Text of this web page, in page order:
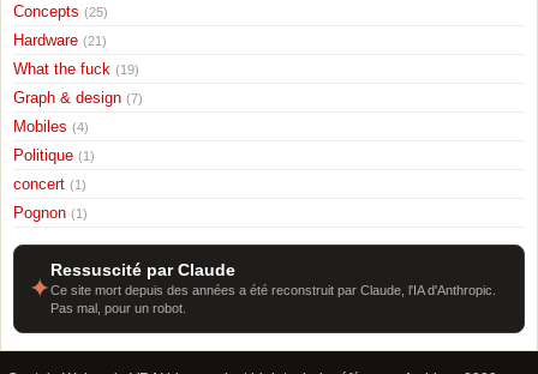
Concepts (25)
Hardware (21)
What the fuck (19)
Graph & design (7)
Mobiles (4)
Politique (1)
concert (1)
Pognon (1)
✦
Ressuscité par Claude
Ce site mort depuis des années a été reconstruit par Claude, l'IA d'Anthropic.
Pas mal, pour un robot.